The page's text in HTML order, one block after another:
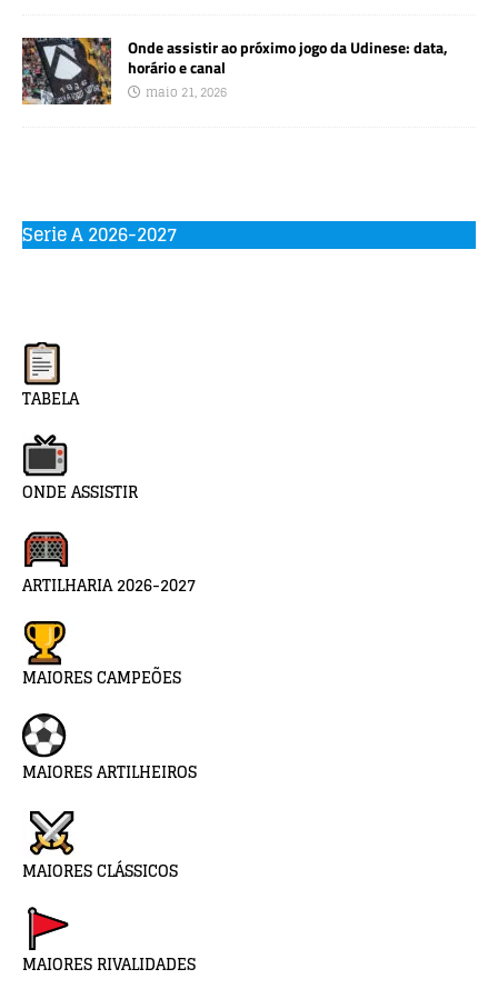
Onde assistir ao próximo jogo da Udinese: data,
horário e canal
maio 21, 2026
Serie A 2026-2027
TABELA
ONDE ASSISTIR
ARTILHARIA 2026-2027
MAIORES CAMPEÕES
MAIORES ARTILHEIROS
MAIORES CLÁSSICOS
MAIORES RIVALIDADES